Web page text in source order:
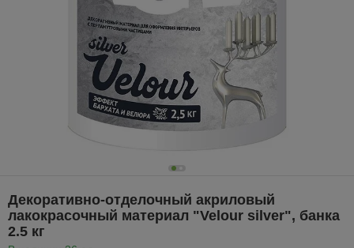
Декоративно-отделочный акриловый
лакокрасочный материал "Velour silver", банка
2.5 кг